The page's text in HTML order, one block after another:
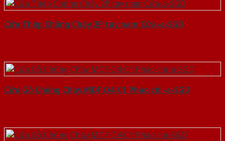
Cửa Thép Chống Cháy 2P tay nam Cửa-a-SGD
Cửa Gỗ Chống Cháy MDF O4-C1 Phào chi-a-SGD